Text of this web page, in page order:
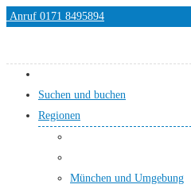
Anruf 0171 8495894
Suchen und buchen
Regionen
München und Umgebung